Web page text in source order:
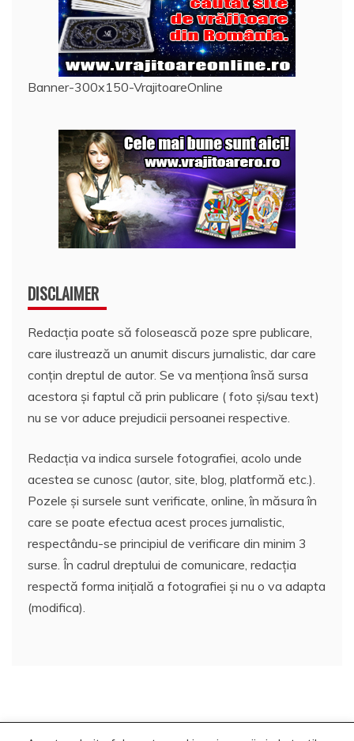
Banner-300x150-VrajitoareOnline
DISCLAIMER
Redacția poate să folosească poze spre publicare,
care ilustrează un anumit discurs jurnalistic, dar care
conțin dreptul de autor. Se va menționa însă sursa
acestora și faptul că prin publicare ( foto și/sau text)
nu se vor aduce prejudicii persoanei respective.
Redacția va indica sursele fotografiei, acolo unde
acestea se cunosc (autor, site, blog, platformă etc.).
Pozele și sursele sunt verificate, online, în măsura în
care se poate efectua acest proces jurnalistic,
respectându-se principiul de verificare din minim 3
surse. În cadrul dreptului de comunicare, redacția
respectă forma inițială a fotografiei și nu o va adapta
(modifica).